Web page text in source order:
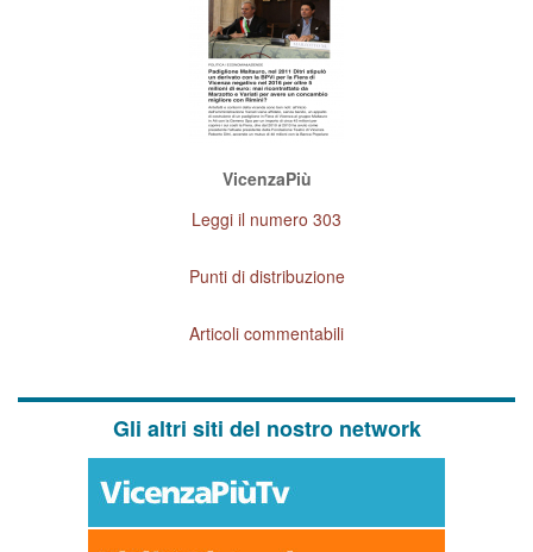
VicenzaPiù
Leggi il numero 303
Punti di distribuzione
Articoli commentabili
Gli altri siti del nostro network